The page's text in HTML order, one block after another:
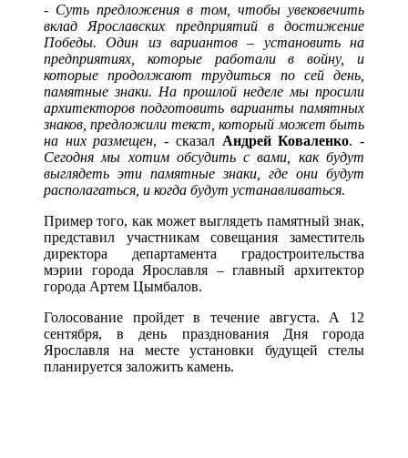
- Суть предложения в том, чтобы увековечить
вклад Ярославских предприятий в достижение
Победы. Один из вариантов – установить на
предприятиях, которые работали в войну, и
которые продолжают трудиться по сей день,
памятные знаки. На прошлой неделе мы просили
архитекторов подготовить варианты памятных
знаков, предложили текст, который может быть
на них размещен, - сказал Андрей Коваленко. -
Сегодня мы хотим обсудить с вами, как будут
выглядеть эти памятные знаки, где они будут
располагаться, и когда будут устанавливаться.
Пример того, как может выглядеть памятный знак,
представил участникам совещания заместитель
директора департамента градостроительства
мэрии города Ярославля – главный архитектор
города Артем Цымбалов.
Голосование пройдет в течение августа. А 12
сентября, в день празднования Дня города
Ярославля на месте установки будущей стелы
планируется заложить камень.